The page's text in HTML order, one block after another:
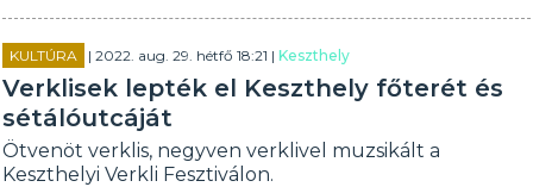
KULTÚRA | 2022. aug. 29. hétfő 18:21 |Keszthely
Verklisek lepték el Keszthely főterét és
sétálóutcáját
Ötvenöt verklis, negyven verklivel muzsikált a
Keszthelyi Verkli Fesztiválon.